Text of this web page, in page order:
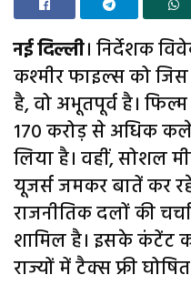
नई दिल्ली। निर्देशक
कश्मीर फाइल्स को जिस
है, वो अभूतपूर्व है।
170 करोड़ से अधिक
लिया है। वहीं, सोशल
यूजर्स जमकर बातें कर
राजनीतिक दलों की
शामिल है। इसके कंटेंट
राज्यों में टैक्स फ्री